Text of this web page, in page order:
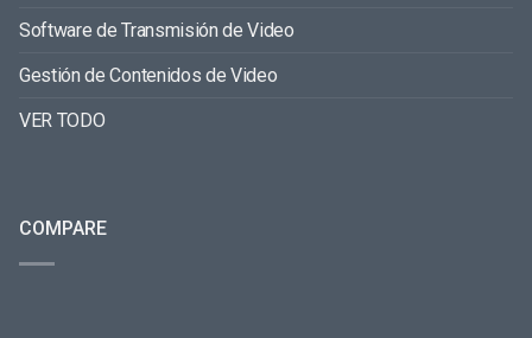
Software de Transmisión de Video
Gestión de Contenidos de Video
VER TODO
COMPARE